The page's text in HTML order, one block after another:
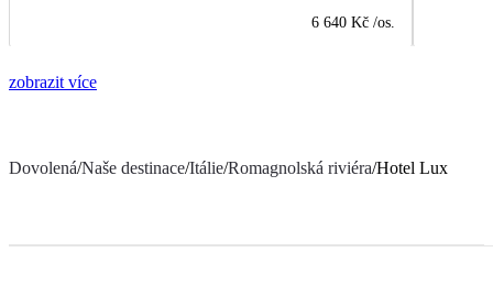
6 640 Kč /os.
zobrazit více
Dovolená/Naše destinace/Itálie/Romagnolská riviéra/Hotel Lux